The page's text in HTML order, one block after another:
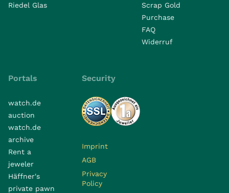
Riedel Glas
Scrap Gold
Purchase
FAQ
Widerruf
Portals
watch.de
auction
watch.de
archive
Rent a
jeweler
Häffner's
private pawn
Security
Imprint
AGB
Privacy
Policy